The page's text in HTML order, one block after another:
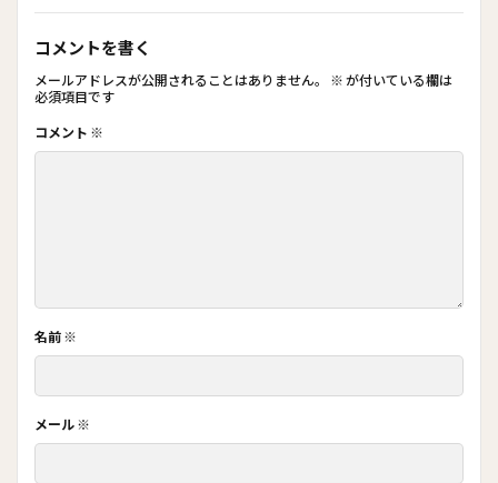
コメントを書く
メールアドレスが公開されることはありません。 ※ が付いている欄は
必須項目です
コメント ※
名前 ※
メール ※